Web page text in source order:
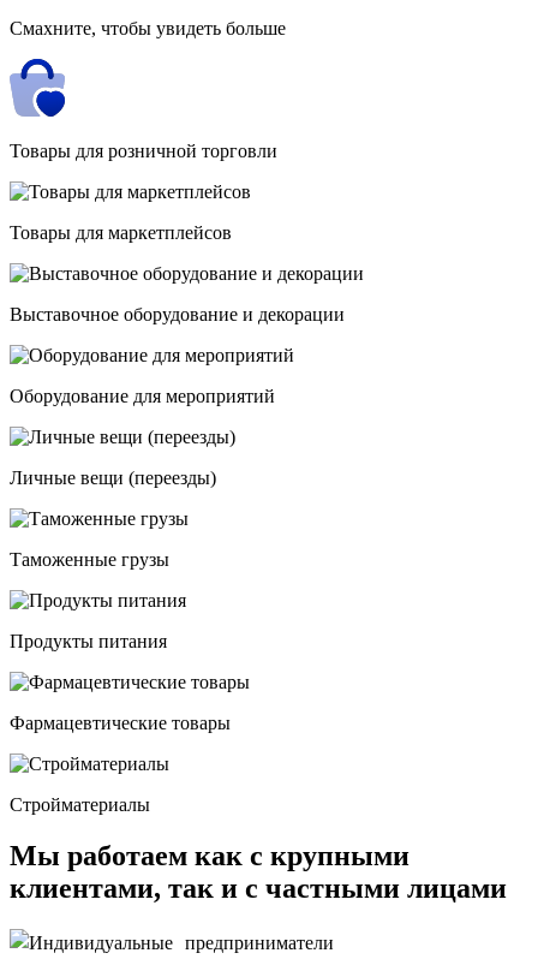
Смахните, чтобы увидеть больше
Товары для розничной торговли
Товары для маркетплейсов
Выставочное оборудование и декорации
Оборудование для мероприятий
Личные вещи (переезды)
Таможенные грузы
Продукты питания
Фармацевтические товары
Стройматериалы
Мы работаем как с крупными
клиентами, так и с частными лицами